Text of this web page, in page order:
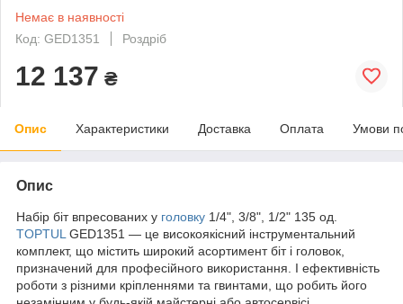
Немає в наявності
Код: GED1351
Роздріб
12 137 ₴
Опис Характеристики Доставка Оплата Умови
Опис
Набір біт впресованих у головку 1/4", 3/8", 1/2" 135 од.
TOPTUL GED1351 — це високоякісний інструментальний
комплект, що містить широкий асортимент біт і головок,
призначений для професійного використання. І ефективність
роботи з різними кріпленнями та гвинтами, що робить його